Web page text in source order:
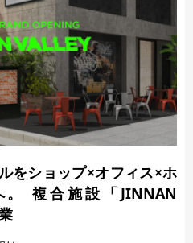
をショップ×オフィス×ホ
複合施設「JINNAN